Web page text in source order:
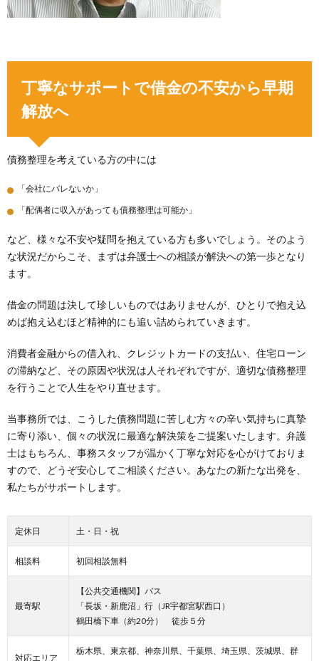
丁寧なサポートで借金の不安から早期
解放へ
債務整理を考えている方の中には
「会社にバレないか」
「配偶者に収入があっても債務整理は可能か」
など、様々な不安や疑問を抱えている方も多いでしょう。そのよう
な状況だからこそ、まずは弁護士への相談が解決への第一歩となり
ます。
借金の問題は決して珍しいものではありませんが、ひとりで抱え込
めば抱え込むほど精神的にも追い詰められていきます。
消費者金融からの借入れ、クレジットカードの支払い、住宅ローン
の滞納など、その原因や状況は人それぞれですが、適切な債務整理
を行うことで人生をやり直せます。
当事務所では、こうした債務問題に苦しむ方々の辛い気持ちに真摯
に寄り添い、個々の状況に最適な解決策をご提案いたします。弁護
士はもちろん、事務スタッフが温かく丁寧な対応を心がけておりま
すので、どうぞ安心してご相談ください。あなたの新たな出発を、
私たちがサポートします。
定休日 土・日・祝
相談料 初回相談無料
最寄駅
【公共交通機関】バス
「長坂・新鹿沼」行（JR宇都宮駅西口）
鶴田橋下車（約20分） 徒歩５分
対応エリア
栃木県、東京都、神奈川県、千葉県、埼玉県、茨城県、群